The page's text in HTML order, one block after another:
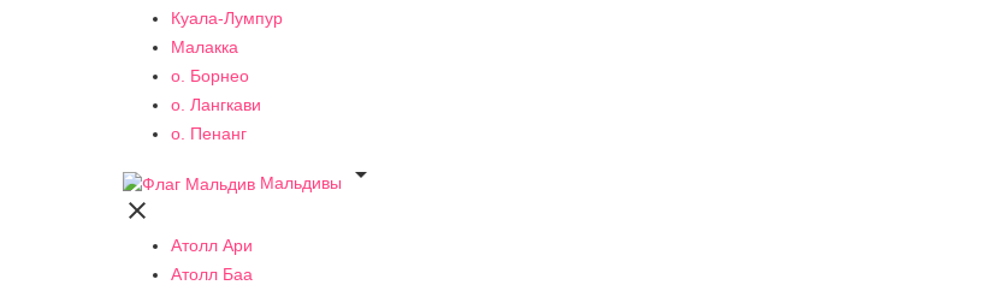
Куала-Лумпур
Малакка
о. Борнео
о. Лангкави
о. Пенанг
Мальдивы


Атолл Ари
Атолл Баа